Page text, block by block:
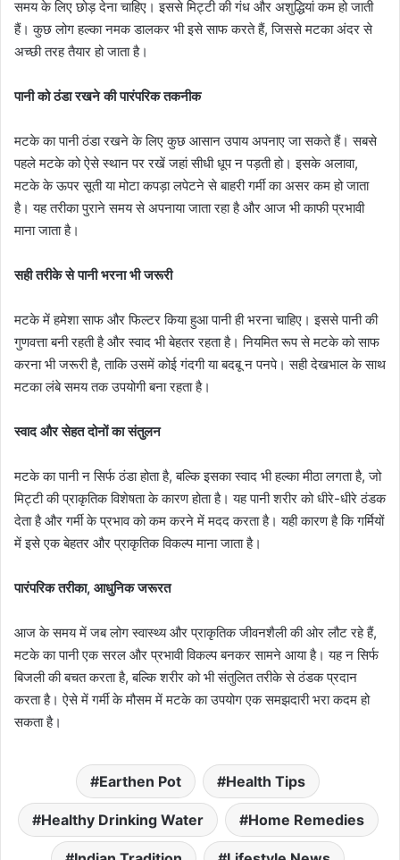
समय के लिए छोड़ देना चाहिए। इससे मिट्टी की गंध और अशुद्धियां कम हो जाती
हैं। कुछ लोग हल्का नमक डालकर भी इसे साफ करते हैं, जिससे मटका अंदर से
अच्छी तरह तैयार हो जाता है।
पानी को ठंडा रखने की पारंपरिक तकनीक
मटके का पानी ठंडा रखने के लिए कुछ आसान उपाय अपनाए जा सकते हैं। सबसे
पहले मटके को ऐसे स्थान पर रखें जहां सीधी धूप न पड़ती हो। इसके अलावा,
मटके के ऊपर सूती या मोटा कपड़ा लपेटने से बाहरी गर्मी का असर कम हो जाता
है। यह तरीका पुराने समय से अपनाया जाता रहा है और आज भी काफी प्रभावी
माना जाता है।
सही तरीके से पानी भरना भी जरूरी
मटके में हमेशा साफ और फिल्टर किया हुआ पानी ही भरना चाहिए। इससे पानी की
गुणवत्ता बनी रहती है और स्वाद भी बेहतर रहता है। नियमित रूप से मटके को साफ
करना भी जरूरी है, ताकि उसमें कोई गंदगी या बदबू न पनपे। सही देखभाल के साथ
मटका लंबे समय तक उपयोगी बना रहता है।
स्वाद और सेहत दोनों का संतुलन
मटके का पानी न सिर्फ ठंडा होता है, बल्कि इसका स्वाद भी हल्का मीठा लगता है, जो
मिट्टी की प्राकृतिक विशेषता के कारण होता है। यह पानी शरीर को धीरे-धीरे ठंडक
देता है और गर्मी के प्रभाव को कम करने में मदद करता है। यही कारण है कि गर्मियों
में इसे एक बेहतर और प्राकृतिक विकल्प माना जाता है।
पारंपरिक तरीका, आधुनिक जरूरत
आज के समय में जब लोग स्वास्थ्य और प्राकृतिक जीवनशैली की ओर लौट रहे हैं,
मटके का पानी एक सरल और प्रभावी विकल्प बनकर सामने आया है। यह न सिर्फ
बिजली की बचत करता है, बल्कि शरीर को भी संतुलित तरीके से ठंडक प्रदान
करता है। ऐसे में गर्मी के मौसम में मटके का उपयोग एक समझदारी भरा कदम हो
सकता है।
Earthen Pot Health Tips
Healthy Drinking Water Home Remedies